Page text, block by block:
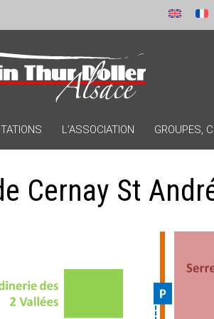
L’ASSOCIATION GROUPES,
Cernay St